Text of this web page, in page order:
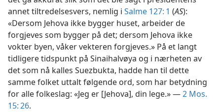
annet tiltredelsesvers, nemlig i Salme 127: 1 (AS):
«Dersom Jehova ikke bygger huset, arbeider de
forgjeves som bygger på det; dersom Jehova ikke
vokter byen, våker vekteren forgjeves.» På et langt
tidligere tidspunkt på Sinaihalvøya og i nærheten av
det som nå kalles Suezbukta, hadde han til dette
samme folket uttalt følgende ord, som har betydning
for alle folkeslag: «Jeg er [Jehova], din lege.» —2 Mos.
15: 26.